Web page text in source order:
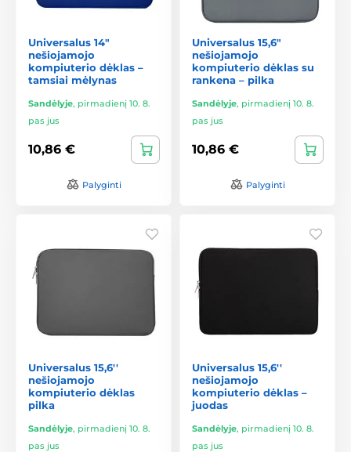
Universalus 14"
nešiojamojo
kompiuterio dėklas –
tamsiai mėlynas
Sandėlyje, pirmadienį 10. 8.
pas jus
10,86 €
Palyginti
Universalus 15,6"
nešiojamojo
kompiuterio dėklas su
rankena – pilka
Sandėlyje, pirmadienį 10. 8.
pas jus
10,86 €
Palyginti
Universalus 15,6''
nešiojamojo
kompiuterio dėklas
pilka
Sandėlyje, pirmadienį 10. 8.
pas jus
Universalus 15,6''
nešiojamojo
kompiuterio dėklas –
juodas
Sandėlyje, pirmadienį 10. 8.
pas jus